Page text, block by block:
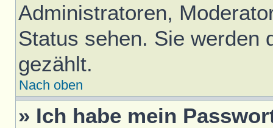
Administratoren,
Status sehen. Sie werden
gezählt.
Nach oben
» Ich habe mein